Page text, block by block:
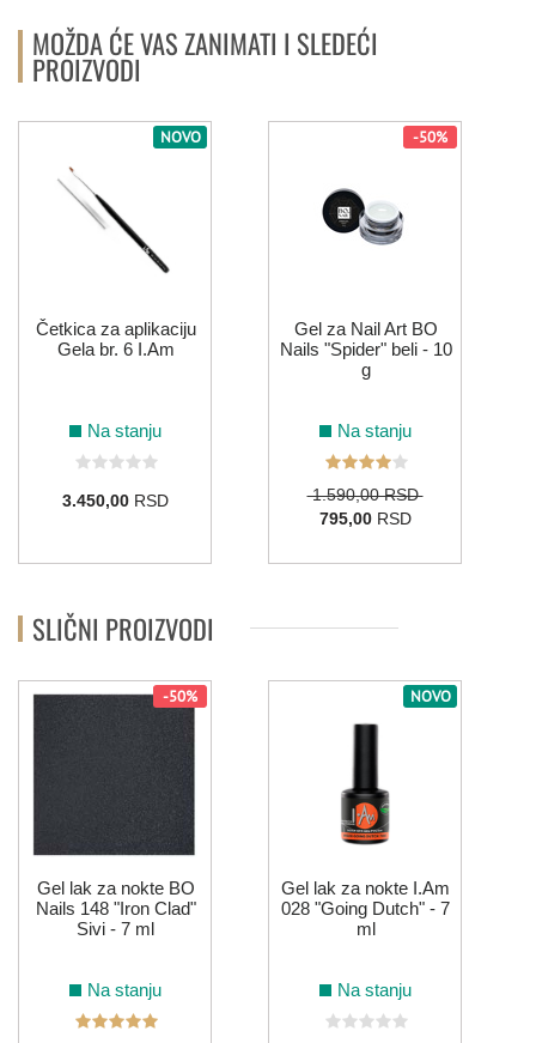
MOŽDA ĆE VAS ZANIMATI I SLEDEĆI
PROIZVODI
NOVO
Četkica za aplikaciju
Gela br. 6 I.Am
Na stanju
3.450,00RSD
-50%
Gel za Nail Art BO
Nails "Spider" beli - 10
g
Na stanju
1.590,00 RSD
795,00RSD
SLIČNI PROIZVODI
-50%
Gel lak za nokte BO
Nails 148 "Iron Clad"
Sivi - 7 ml
Na stanju
NOVO
Gel lak za nokte I.Am
028 "Going Dutch" - 7
ml
Na stanju